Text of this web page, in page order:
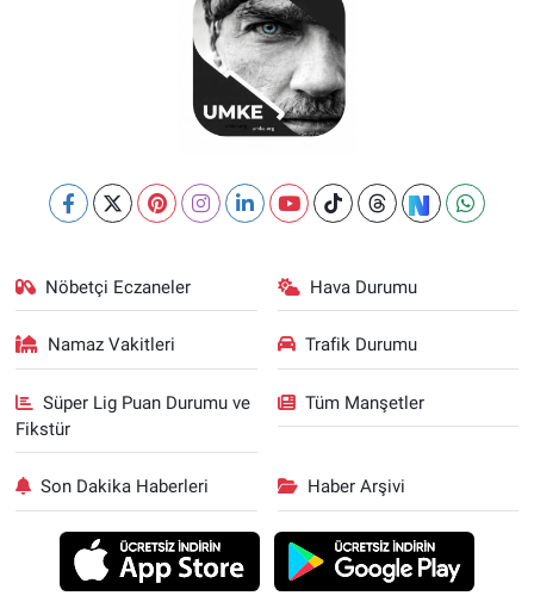
Nöbetçi Eczaneler Hava Durumu
Namaz Vakitleri Trafik Durumu
Süper Lig Puan Durumu ve
Fikstür
Tüm Manşetler
Son Dakika Haberleri Haber Arşivi